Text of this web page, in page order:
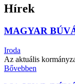
Hírek
MAGYAR
Iroda
Az aktuális
Bővebben